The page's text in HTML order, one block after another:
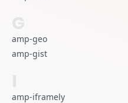
G
amp-geo
amp-gist
I
amp-iframely